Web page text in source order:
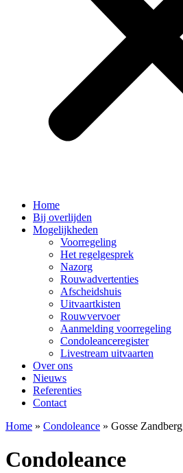
Home
Bij overlijden
Mogelijkheden
Voorregeling
Het regelgesprek
Nazorg
Rouwadvertenties
Afscheidshuis
Uitvaartkisten
Rouwvervoer
Aanmelding voorregeling
Condoleanceregister
Livestream uitvaarten
Over ons
Nieuws
Referenties
Contact
Home » Condoleance » Gosse Zandberg
Condoleance